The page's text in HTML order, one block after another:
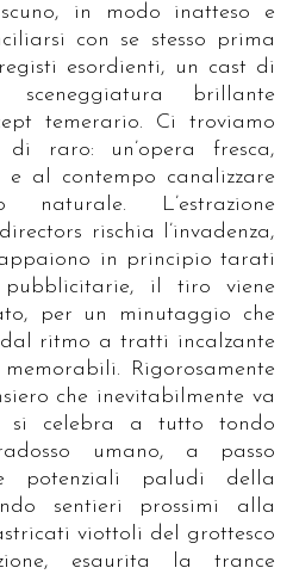
in modo inatteso e
con se stesso prima
esordienti, un cast di
brillante
temerario. Ci troviamo
raro: un’opera fresca,
al contempo canalizzare
L’estrazione
rischia l’invadenza,
in principio tarati
pubblicitarie, il tiro viene
per un minutaggio che
ritmo a tratti incalzante
Rigorosamente
che inevitabilmente va
si celebra a tutto tondo
umano, a passo
potenziali paludi della
sentieri prossimi alla
viottoli del grottesco
esaurita la trance